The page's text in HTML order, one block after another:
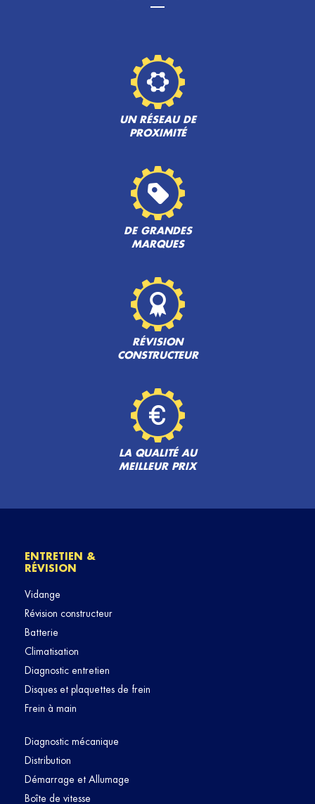
UN RÉSEAU DE
PROXIMITÉ
DE GRANDES
MARQUES
RÉVISION
CONSTRUCTEUR
LA QUALITÉ AU
MEILLEUR PRIX
ENTRETIEN &
RÉVISION
Vidange
Révision constructeur
Batterie
Climatisation
Diagnostic entretien
Disques et plaquettes de frein
Frein à main
Diagnostic mécanique
Distribution
Démarrage et Allumage
Boîte de vitesse